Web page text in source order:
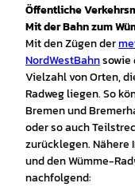
Öffentliche
Mit der Bahn zum
Mit den Zügen der
NordWestBahnsowie
Vielzahl von Orten,
Radweg liegen. So
Bremen und
oder so auch
zurücklegen.
und den Wümme-
nachfolgend: